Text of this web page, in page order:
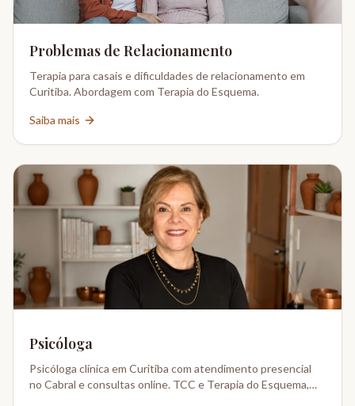
Problemas de Relacionamento
Terapia para casais e dificuldades de relacionamento em
Curitiba. Abordagem com Terapia do Esquema.
Saiba mais
Psicóloga
Psicóloga clínica em Curitiba com atendimento presencial
no Cabral e consultas online. TCC e Terapia do Esquema,